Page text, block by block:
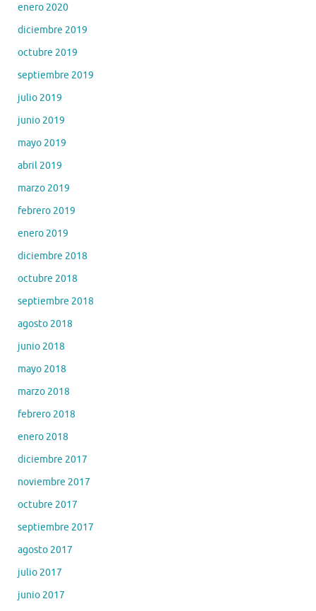
enero 2020
diciembre 2019
octubre 2019
septiembre 2019
julio 2019
junio 2019
mayo 2019
abril 2019
marzo 2019
febrero 2019
enero 2019
diciembre 2018
octubre 2018
septiembre 2018
agosto 2018
junio 2018
mayo 2018
marzo 2018
febrero 2018
enero 2018
diciembre 2017
noviembre 2017
octubre 2017
septiembre 2017
agosto 2017
julio 2017
junio 2017